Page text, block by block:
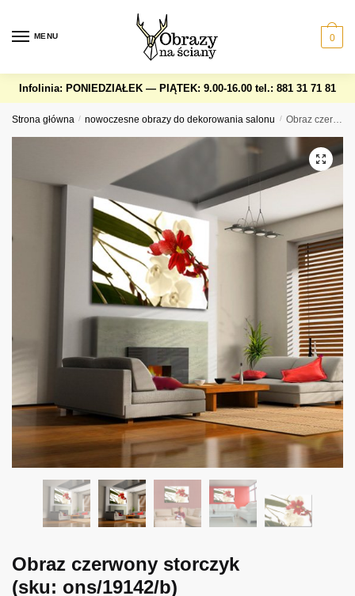
navigation
content
MENU 0
Infolinia: PONIEDZIAŁEK — PIĄTEK: 9.00-16.00 tel.: 881 31 71 81
Strona główna / nowoczesne obrazy do dekorowania salonu / Obraz czerwony storczyk
Obraz czerwony storczyk
(sku: ons/19142/b)